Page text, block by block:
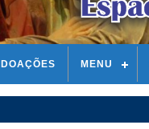
DOAÇÕES MENU